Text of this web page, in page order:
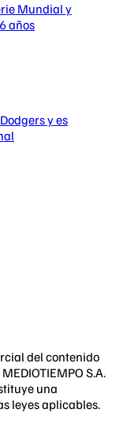
Mundial y
años
y es
del contenido
S.A.
una
leyes aplicables.